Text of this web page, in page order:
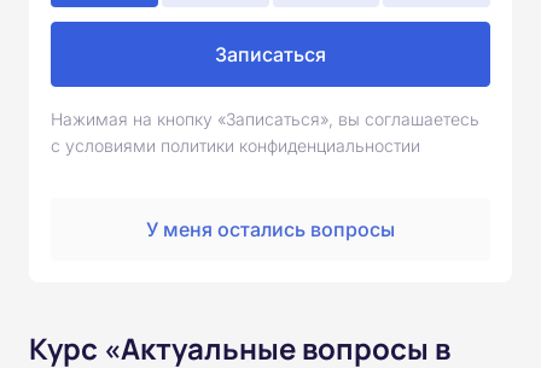
Записаться
Нажимая на кнопку «Записаться», вы соглашаетесь
с условиями политики конфиденциальностии
У меня остались вопросы
Курс «Актуальные вопросы в